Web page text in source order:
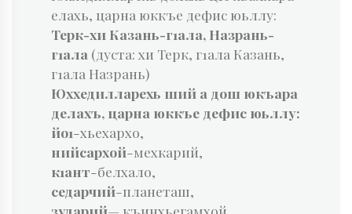
елахь, царна юккъе дефис юьллу:
Терк-хи Казань-г1ала, Назрань-
г1ала (дуста: хи Терк, г1ала Казань,
г1ала Назрань)
Юххедилларехь ший а дош юкъара
делахъ, цар­на юккъе дефис юьллу:
йо1-хьехархо,
нийсархой-мехкарий,
к1ант-белхало,
седарчий-планеташ,